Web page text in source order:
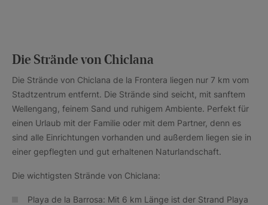
Die Strände von Chiclana
Die Strände von Chiclana de la Frontera liegen nur 7 km vom
Stadtzentrum entfernt. Die Strände sind seicht, mit sanftem
Wellengang, feinem Sand und ruhigem Ambiente. Perfekt für
einen Urlaub mit der Familie oder mit dem Partner, denn es
sind alle Einrichtungen vorhanden und außerdem liegen sie in
einer gepflegten und gut erhaltenen Naturlandschaft.
Die wichtigsten Strände von Chiclana:
Playa de la Barrosa: Mit 6 km Länge ist der Strand Playa